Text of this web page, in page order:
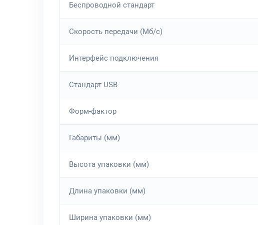
Беспроводной стандарт
Скорость передачи (Мб/с)
Интерфейс подключения
Стандарт USB
Форм-фактор
Габариты (мм)
Высота упаковки (мм)
Длина упаковки (мм)
Ширина упаковки (мм)